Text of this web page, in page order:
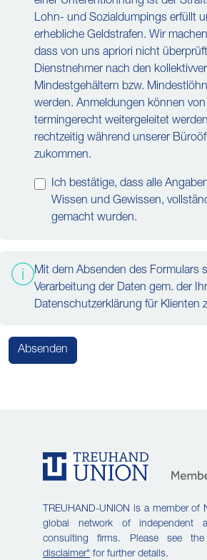
Lohn- und Sozialdumpings erfüllt
erhebliche Geldstrafen. Wir
dass von uns apriori nicht
Dienstnehmer nach den
Mindestgehältern bzw.
werden. Anmeldungen können
termingerecht weitergeleitet
rechtzeitig während unserer
zukommen.
Ich bestätige, dass alle
Wissen und Gewissen,
gemacht wurden.
Mit dem Absenden des Formulars
Verarbeitung der Daten gem. der
Datenschutzerklärung für Klienten
Absenden
TREUHAND-UNION is a member of
global network of independent
consulting firms. Please see
disclaimer" for further details.